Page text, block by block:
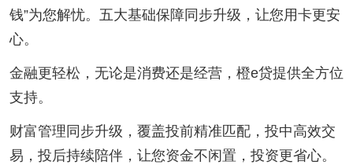
钱”为您解忧。五大基础保障同步升级，让您用卡更安
心。
金融更轻松，无论是消费还是经营，橙e贷提供全方位
支持。
财富管理同步升级，覆盖投前精准匹配，投中高效交
易，投后持续陪伴，让您资金不闲置，投资更省心。